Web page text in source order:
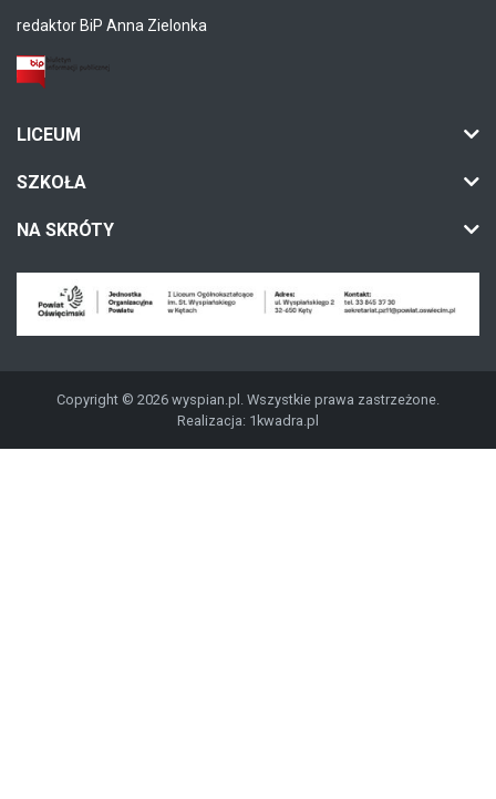
redaktor BiP Anna Zielonka
LICEUM
SZKOŁA
NA SKRÓTY
Copyright © 2026 wyspian.pl. Wszystkie prawa zastrzeżone.
Realizacja: 1kwadra.pl